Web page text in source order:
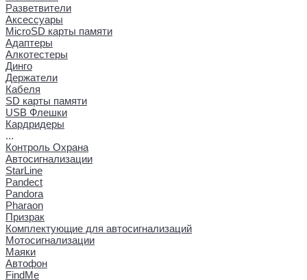
Разветвители
Аксессуары
MicroSD карты памяти
Адаптеры
Алкотестеры
Динго
Держатели
Кабеля
SD карты памяти
USB Флешки
Кардридеры
...
Контроль Охрана
Автосигнализации
StarLine
Pandect
Pandora
Pharaon
Призрак
Комплектующие для автосигнализаций
Мотосигнализации
Маяки
Автофон
FindMe